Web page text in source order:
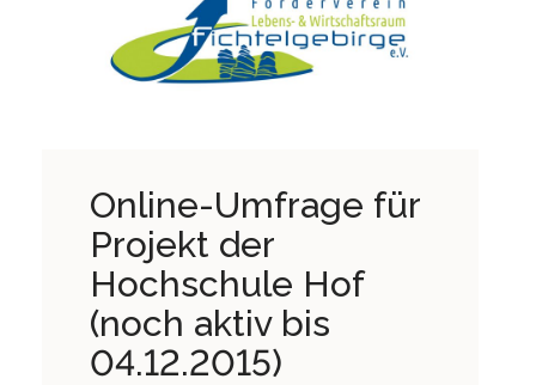
Online-Umfrage für
Projekt der
Hochschule Hof
(noch aktiv bis
04.12.2015)